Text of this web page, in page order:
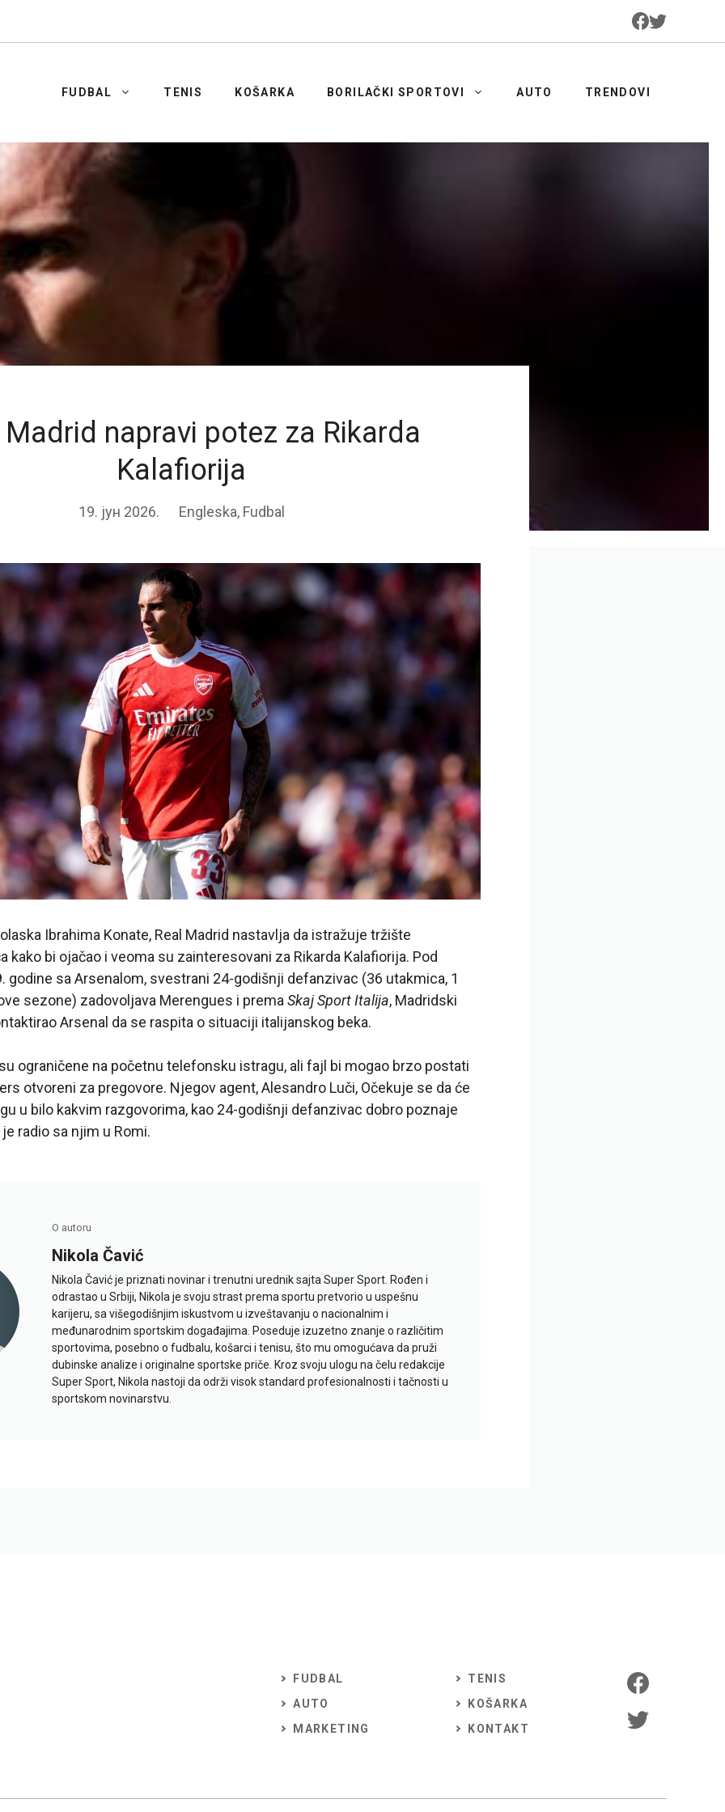
FUDBAL TENIS KOŠARKA BORILAČKI SPORTOVI AUTO TRENDOVI
Madrid napravi potez za Rikarda
Kalafiorija
19. јун 2026. Engleska, Fudbal
Ibrahima Konate, Real Madrid nastavlja da istražuje tržište
kako bi ojačao i veoma su zainteresovani za Rikarda Kalafiorija. Pod
godine sa Arsenalom, svestrani 24-godišnji defanzivac (36 utakmica, 1
sezone) zadovoljava Merengues i prema Skaj Sport Italija, Madridski
Arsenal da se raspita o situaciji italijanskog beka.
ograničene na početnu telefonsku istragu, ali fajl bi mogao brzo postati
otvoreni za pregovore. Njegov agent, Alesandro Luči, Očekuje se da će
u bilo kakvim razgovorima, kao 24-godišnji defanzivac dobro poznaje
radio sa njim u Romi.
O autoru
Nikola Čavić
Nikola Čavić je priznati novinar i trenutni urednik sajta Super Sport. Rođen i
odrastao u Srbiji, Nikola je svoju strast prema sportu pretvorio u uspešnu
karijeru, sa višegodišnjim iskustvom u izveštavanju o nacionalnim i
međunarodnim sportskim događajima. Poseduje izuzetno znanje o različitim
sportovima, posebno o fudbalu, košarci i tenisu, što mu omogućava da pruži
dubinske analize i originalne sportske priče. Kroz svoju ulogu na čelu redakcije
Super Sport, Nikola nastoji da održi visok standard profesionalnosti i tačnosti u
sportskom novinarstvu.
FUDBAL
AUTO
MARKETING
TENIS
KOŠARKA
KONTAKT